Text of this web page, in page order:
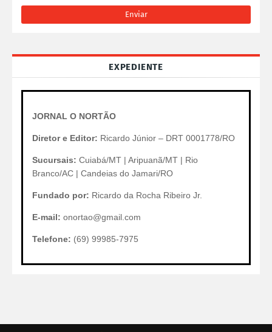
EXPEDIENTE
JORNAL O NORTÃO
Diretor e Editor: Ricardo Júnior – DRT 0001778/RO
Sucursais: Cuiabá/MT | Aripuanã/MT | Rio
Branco/AC | Candeias do Jamari/RO
Fundado por: Ricardo da Rocha Ribeiro Jr.
E-mail: onortao@gmail.com
Telefone: (69) 99985-7975